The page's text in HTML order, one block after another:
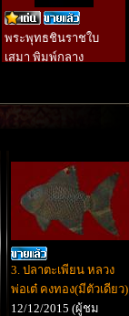
พระพุทธชินราชใบ
เสมา พิมพ์กลาง
3. ปลาตะเพียน หลวง
พ่อเต๋ คงทอง(มีตัวเดียว)
12/12/2015 (ผู้ชม